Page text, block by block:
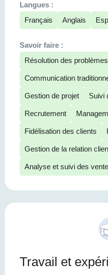
Langues :
Français
Anglais
Savoir faire :
Résolution des problèmes
Communication
Gestion de projet Suivi
Recrutement
Fidélisation des clients
Gestion de la relation
Analyse et suivi des
Travail et